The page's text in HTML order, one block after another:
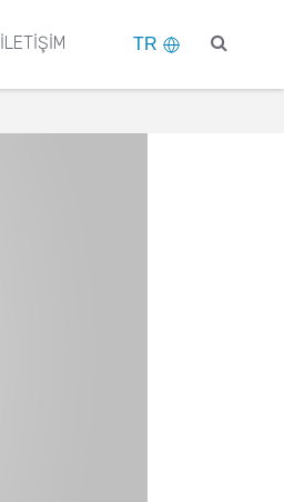
İLETİŞİM